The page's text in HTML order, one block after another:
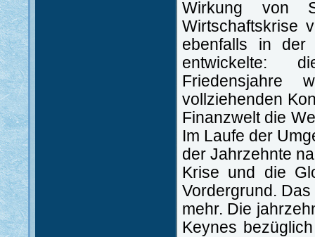
Wirkung von
Wirtschaftskrise
ebenfalls in
entwickelte:
Friedensjahre
vollziehenden
Finanzwelt die
Im Laufe der
der Jahrzehnte
Krise und die
Vordergrund.
mehr. Die
Keynes